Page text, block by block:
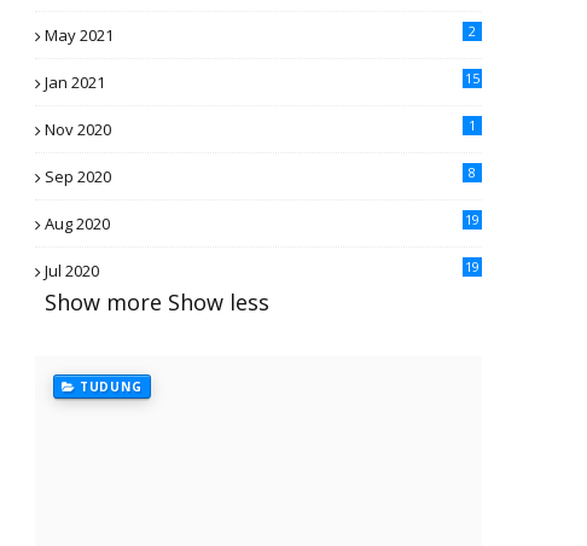
May 2021 2
Jan 2021 15
Nov 2020 1
Sep 2020 8
Aug 2020 19
Jul 2020 19
Show more Show less
TUDUNG